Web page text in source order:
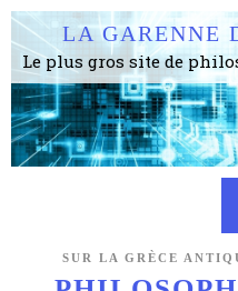
LA GARENNE
SUR LA GRÈCE